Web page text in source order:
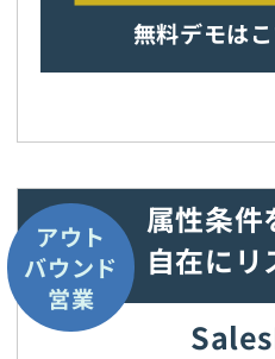
無料デモは
アウト
バウンド
営業
属性条件
自在にリ